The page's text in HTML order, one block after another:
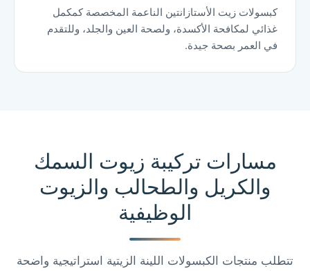
كبسولات زيت الأستازانتين الناعمة المخصصة كمكمل
غذائي لمكافحة الأكسدة، ولصحة العين والجلد، وللتقدم
في العمر بصحة جيدة.
مسارات تركيبة زيوت السمك
والكريل والطحالب والزيوت
الوظيفية
تتطلب منتجات الكبسولات اللينة الزيتية استراتيجية واضحة